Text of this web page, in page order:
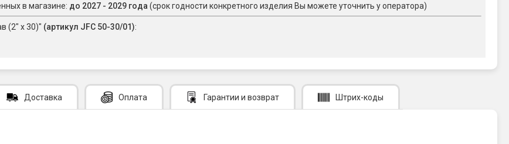
в магазине: до 2027 - 2029 года (срок годности конкретного изделия Вы можете уточнить у оператора)
(2" х 30)" (артикул JFC 50-30/01):
Доставка Оплата Гарантии и возврат Штрих-коды